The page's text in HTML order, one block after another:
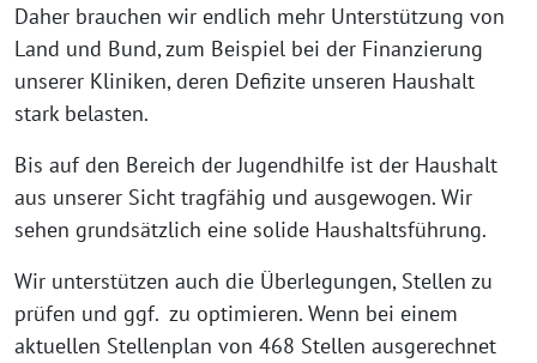
Daher brauchen wir endlich mehr Unterstützung von
Land und Bund, zum Beispiel bei der Finanzierung
unserer Kliniken, deren Defizite unseren Haushalt
stark belasten.
Bis auf den Bereich der Jugendhilfe ist der Haushalt
aus unserer Sicht tragfähig und ausgewogen. Wir
sehen grundsätzlich eine solide Haushaltsführung.
Wir unterstützen auch die Überlegungen, Stellen zu
prüfen und ggf. zu optimieren. Wenn bei einem
aktuellen Stellenplan von 468 Stellen ausgerechnet